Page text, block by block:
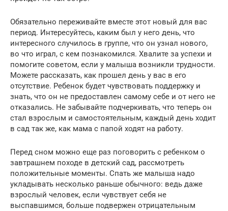
Обязательно переживайте вместе этот новый для вас
период. Интересуйтесь, каким был у него день, что
интересного случилось в группе, что он узнал нового,
во что играл, с кем познакомился. Хвалите за успехи и
помогите советом, если у малыша возникли трудности.
Можете рассказать, как прошел день у вас в его
отсутствие. Ребенок будет чувствовать поддержку и
знать, что он не предоставлен самому себе и от него не
отказались. Не забывайте подчеркивать, что теперь он
стал взрослым и самостоятельным, каждый день ходит
в сад так же, как мама с папой ходят на работу.
Перед сном можно еще раз поговорить с ребенком о
завтрашнем походе в детский сад, рассмотреть
положительные моменты. Спать же малыша надо
укладывать несколько раньше обычного: ведь даже
взрослый человек, если чувствует себя не
выспавшимся, больше подвержен отрицательным